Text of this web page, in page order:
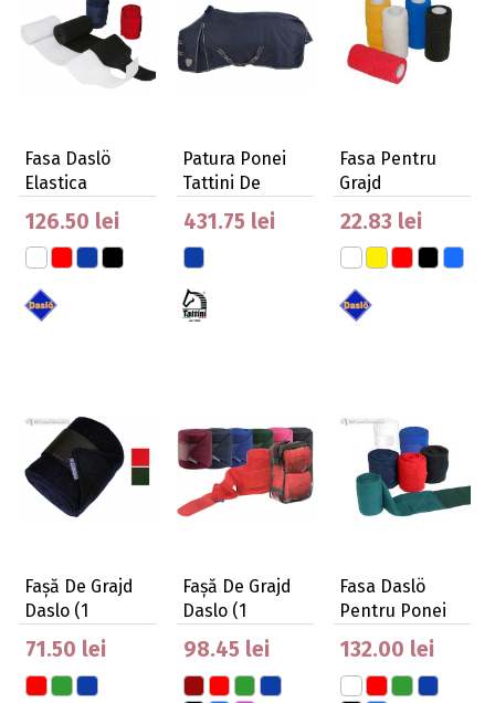
Fasa Daslö
Elastica
126.50 lei
Patura Ponei
Tattini De
Exterior Cu
Cap…
431.75 lei
Fasa Pentru
Grajd
Autoadeziv
22.83 lei
Fașă De Grajd
Daslo (1
Pereche)
71.50 lei
Fașă De Grajd
Daslo (1
Pereche)
98.45 lei
Fasa Daslö
Pentru Ponei
Combinat
132.00 lei